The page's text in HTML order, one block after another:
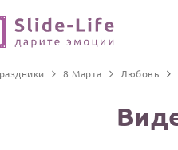
8 Марта Любовь